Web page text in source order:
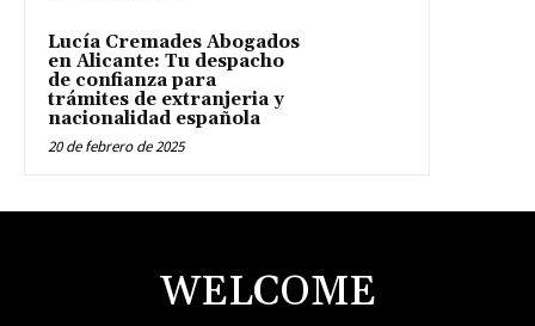
Lucía Cremades Abogados
en Alicante: Tu despacho
de confianza para
trámites de extranjeria y
nacionalidad española
20 de febrero de 2025
WELCOME